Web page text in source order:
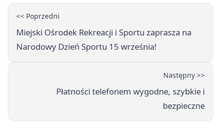
<< Poprzedni
Miejski Ośrodek Rekreacji i Sportu zaprasza na
Narodowy Dzień Sportu 15 września!
Następny >>
Płatności telefonem wygodne, szybkie i
bezpieczne